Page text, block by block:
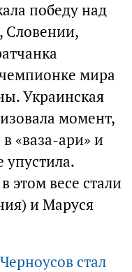
победу над
Словении,
мира
Украинская
момент,
«ваза-ари» и
этом весе стали
и Маруся
стал